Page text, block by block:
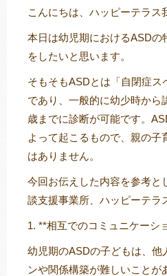
トレキング
こんにちは、ハッピーテラス
本日は幼児期におけるASDの
をしたいと思います。
そもそもASDとは「自閉症ス
であり、一般的に幼少時から
歳までに診断が可能です。
よって起こるもので、親の子
はありません。
今回お伝えした内容を参考と
談支援事業所、ハッピーテラ
1. **相互でのコミュニケーシ
幼児期のASDの子どもは、他
ンや関係構築が難しいことが